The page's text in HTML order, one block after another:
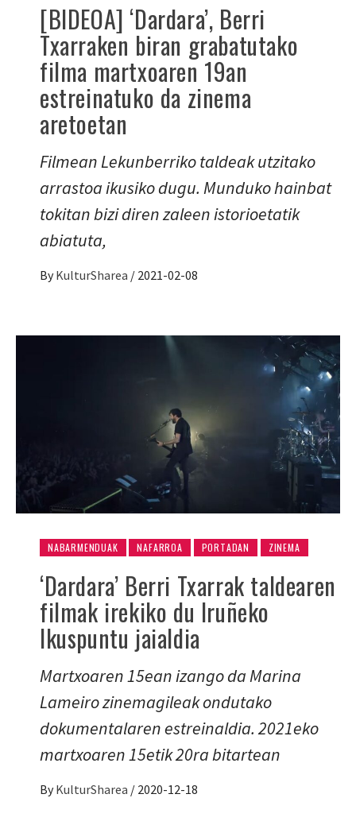
[BIDEOA] ‘Dardara’, Berri
Txarraken biran grabatutako
filma martxoaren 19an
estreinatuko da zinema
aretoetan
Filmean Lekunberriko taldeak utzitako
arrastoa ikusiko dugu. Munduko hainbat
tokitan bizi diren zaleen istorioetatik
abiatuta,
By KulturSharea / 2021-02-08
NABARMENDUAK NAFARROA PORTADAN ZINEMA
‘Dardara’ Berri Txarrak taldearen
filmak irekiko du Iruñeko
Ikuspuntu jaialdia
Martxoaren 15ean izango da Marina
Lameiro zinemagileak ondutako
dokumentalaren estreinaldia. 2021eko
martxoaren 15etik 20ra bitartean
By KulturSharea / 2020-12-18